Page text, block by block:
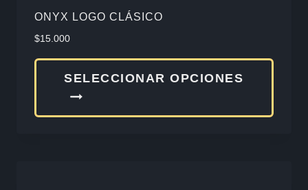
ONYX LOGO CLÁSICO
$15.000
SELECCIONAR OPCIONES
tiene